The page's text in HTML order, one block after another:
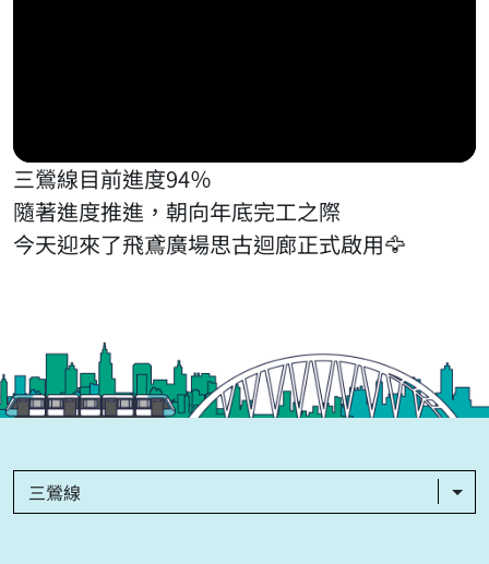
三鶯線目前進度94％
隨著進度推進，朝向年底完工之際
今天迎來了飛鳶廣場思古迴廊正式啟用🦅
三鶯線